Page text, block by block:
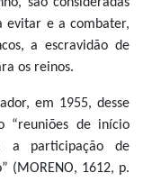
evitar e a combater,
a escravidão de
os reinos.
em 1955, desse
“reuniões de início
a participação de
(MORENO, 1612, p.